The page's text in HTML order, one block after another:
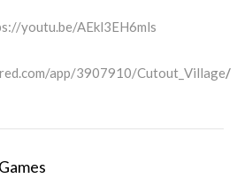
youtu.be/AEkl3EH6mls
app/3907910/Cutout_Village/